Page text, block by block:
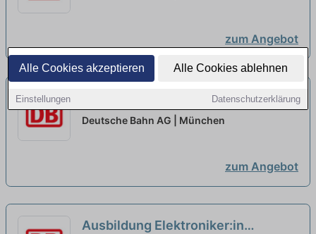
Alle Cookies akzeptieren Alle Cookies ablehnen
Einstellungen Datenschutzerklärung
zum Angebot
Ausbildung Lokführer:in S-Bahn
München 2027 neu
Deutsche Bahn AG | München
zum Angebot
Ausbildung Elektroniker:in